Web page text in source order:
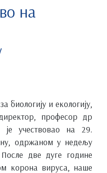
на
биологију и екологију,
професор др
је учествовао на 29.
одржаном у недељу
две дуге године
корона вируса, наше